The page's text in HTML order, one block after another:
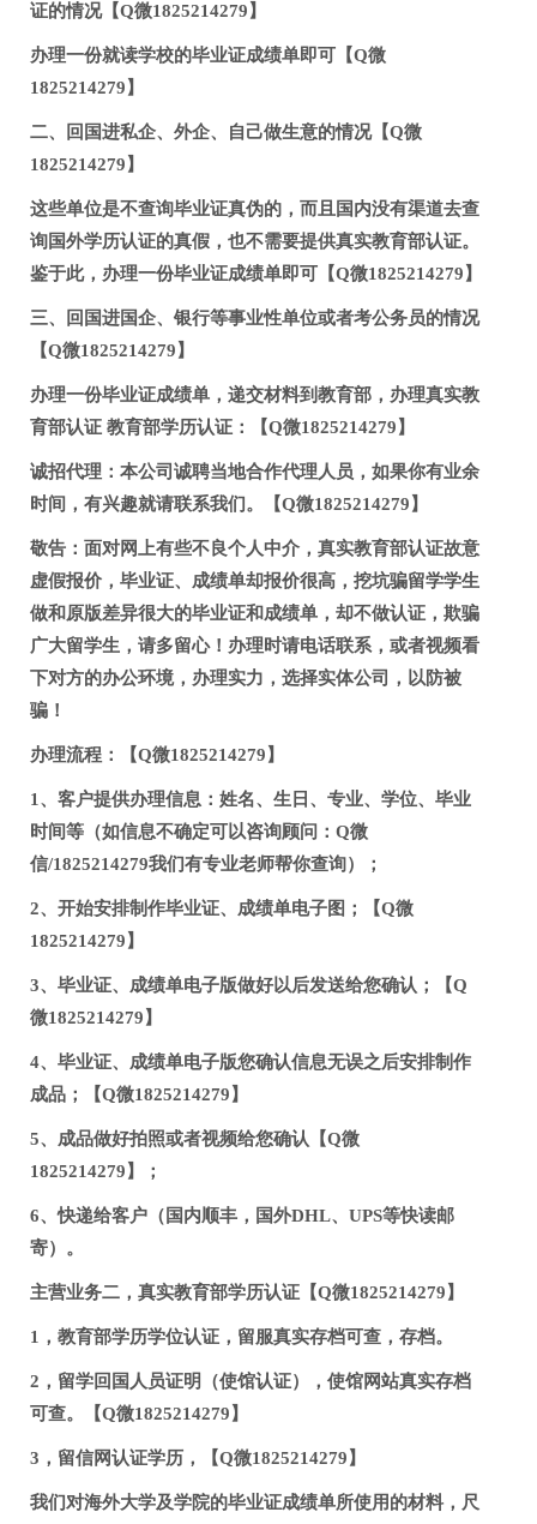
证的情况【Q微1825214279】
办理一份就读学校的毕业证成绩单即可【Q微
1825214279】
二、回国进私企、外企、自己做生意的情况【Q微
1825214279】
这些单位是不查询毕业证真伪的，而且国内没有渠道去查
询国外学历认证的真假，也不需要提供真实教育部认证。
鉴于此，办理一份毕业证成绩单即可【Q微1825214279】
三、回国进国企、银行等事业性单位或者考公务员的情况
【Q微1825214279】
办理一份毕业证成绩单，递交材料到教育部，办理真实教
育部认证 教育部学历认证：【Q微1825214279】
诚招代理：本公司诚聘当地合作代理人员，如果你有业余
时间，有兴趣就请联系我们。【Q微1825214279】
敬告：面对网上有些不良个人中介，真实教育部认证故意
虚假报价，毕业证、成绩单却报价很高，挖坑骗留学学生
做和原版差异很大的毕业证和成绩单，却不做认证，欺骗
广大留学生，请多留心！办理时请电话联系，或者视频看
下对方的办公环境，办理实力，选择实体公司，以防被
骗！
办理流程：【Q微1825214279】
1、客户提供办理信息：姓名、生日、专业、学位、毕业
时间等（如信息不确定可以咨询顾问：Q微
信/1825214279我们有专业老师帮你查询）；
2、开始安排制作毕业证、成绩单电子图；【Q微
1825214279】
3、毕业证、成绩单电子版做好以后发送给您确认；【Q
微1825214279】
4、毕业证、成绩单电子版您确认信息无误之后安排制作
成品；【Q微1825214279】
5、成品做好拍照或者视频给您确认【Q微
1825214279】；
6、快递给客户（国内顺丰，国外DHL、UPS等快读邮
寄）。
主营业务二，真实教育部学历认证【Q微1825214279】
1，教育部学历学位认证，留服真实存档可查，存档。
2，留学回国人员证明（使馆认证），使馆网站真实存档
可查。【Q微1825214279】
3，留信网认证学历，【Q微1825214279】
我们对海外大学及学院的毕业证成绩单所使用的材料，尺